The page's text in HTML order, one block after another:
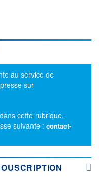
au service de
sur
cette rubrique,
suivante : contact-